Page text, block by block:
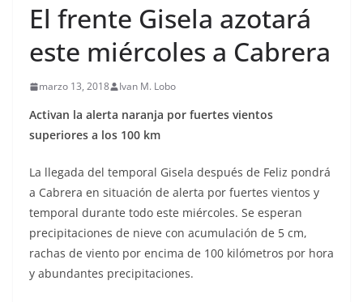
El frente Gisela azotará
este miércoles a Cabrera
marzo 13, 2018 Ivan M. Lobo
Activan la alerta naranja por fuertes vientos
superiores a los 100 km
La llegada del temporal Gisela después de Feliz pondrá
a Cabrera en situación de alerta por fuertes vientos y
temporal durante todo este miércoles. Se esperan
precipitaciones de nieve con acumulación de 5 cm,
rachas de viento por encima de 100 kilómetros por hora
y abundantes precipitaciones.